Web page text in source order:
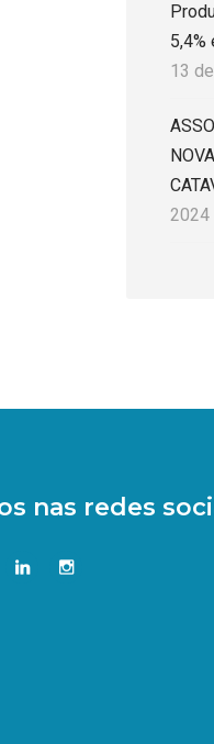
5,4%
13
2024
nas redes